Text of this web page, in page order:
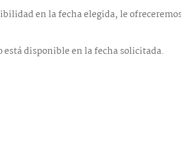
en la fecha elegida, le
disponible en la fecha solicitada.